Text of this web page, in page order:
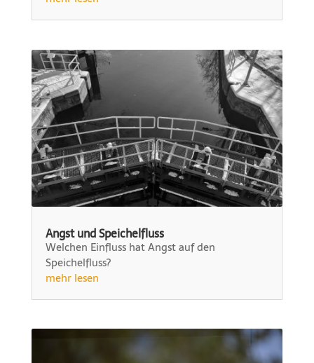
Angst und Speichelfluss
Welchen Einfluss hat Angst auf den
Speichelfluss?
mehr lesen